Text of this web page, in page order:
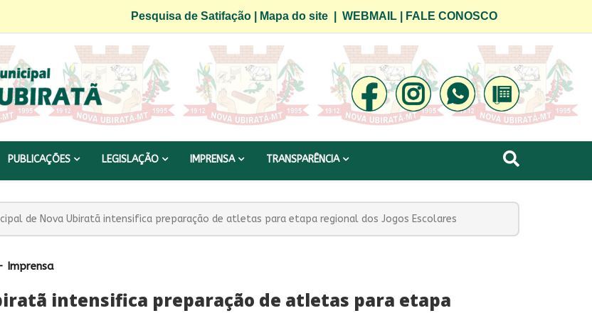
Pesquisa de Satifação| Mapa do site| WEBMAIL| FALE CONOSCO
PUBLICAÇÕES LEGISLAÇÃO IMPRENSA TRANSPARÊNCIA
de Nova Ubiratã intensifica preparação de atletas para etapa regional dos Jogos Escolares
Imprensa
intensifica preparação de atletas para etapa